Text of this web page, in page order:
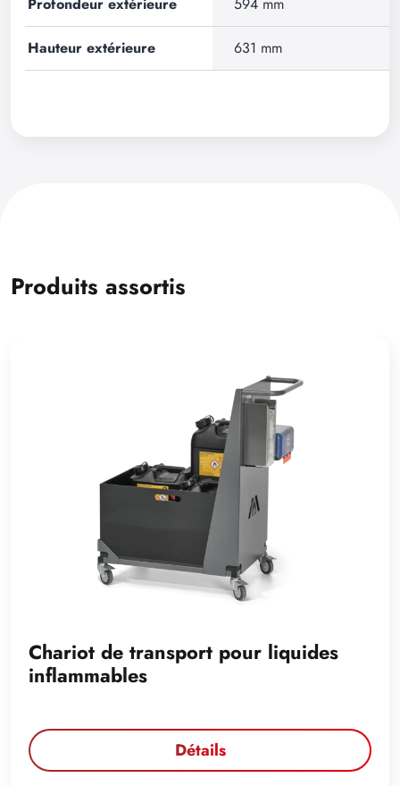
Hauteur extérieure 631 mm
Produits assortis
Chariot de transport pour liquides
inflammables
Détails